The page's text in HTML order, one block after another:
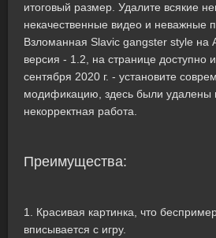
итоговый размер. Удалите всякие
некачественные видео и неважные
Взломанная Slavic gangster style на
версия - 1.2, на странице доступно
сентября 2020 г. - установите
модификацию, здесь были удалены
некорректная работа.
Преимущества:
1. Красивая картинка, что
вписывается с игру.